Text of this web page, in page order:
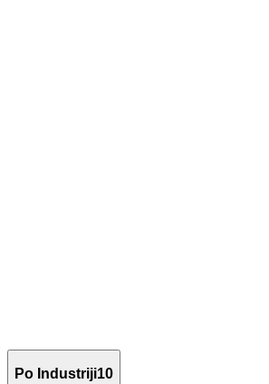
Po Industriji10